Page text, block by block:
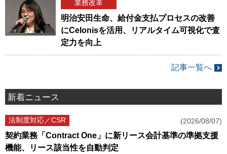
業務改革
明治安田生命、給付金支払プロセスの改善
にCelonisを活用、リアルタイム可視化で査
定力を向上
記事一覧へ
新着ニュース
法制度対応／CSR (2026/08/07)
契約業務「Contract One」に新リース会計基準の準拠支援
機能、リース該当性を自動判定